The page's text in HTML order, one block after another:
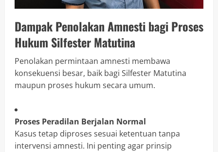
Dampak Penolakan Amnesti bagi Proses
Hukum Silfester Matutina
Penolakan permintaan amnesti membawa
konsekuensi besar, baik bagi Silfester Matutina
maupun proses hukum secara umum.
Proses Peradilan Berjalan Normal
Kasus tetap diproses sesuai ketentuan tanpa
intervensi amnesti. Ini penting agar prinsip